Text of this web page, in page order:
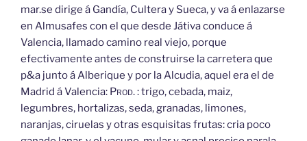
mar.se dirige á Gandía, Cultera y Sueca, y va á enlazarse
en Almusafes con el que desde Játiva conduce á
Valencia, llamado camino real viejo, porque
efectivamente antes de construirse la carretera que
p&a junto á Alberique y por la Alcudia, aquel era el de
Madrid á Valencia: Prod.: trigo, cebada, maiz,
legumbres, hortalizas, seda, granadas, limones,
naranjas, ciruelas y otras esquisitas frutas: cria poco